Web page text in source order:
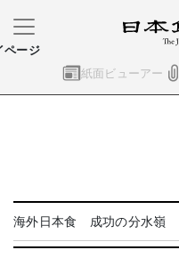
紙面ビューアー
ページ
海外日本食 成功の分水嶺